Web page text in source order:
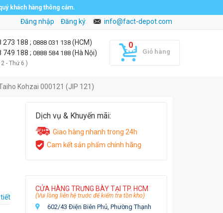
khách hàng thông cảm.
Đăng nhập Đăng ký info@fact-depot.com
Giỏ hàng
273 188 ; 0888 031 138 (HCM)
749 188 ; 0888 584 188 (Hà Nội)
- Thứ 6 )
Kohzai 000121 (JIP 121)
Dịch vụ & Khuyến mãi:
Giao hàng nhanh trong 24h
Cam kết sản phẩm chính hãng
CỬA HÀNG TRƯNG BÀY TẠI TP. HCM
(Vui lòng liên hệ trước để kiểm tra tồn kho)
602/43 Điện Biên Phủ, Phường Thạnh